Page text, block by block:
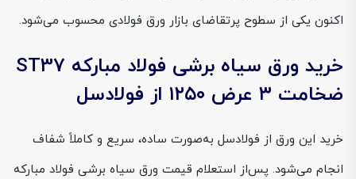
اکنون یکی از سطوح پرتقاضای بازار ورق فولادی محسوب می‌شود.
خرید ورق سیاه برشی فولاد مبارکه ST37
ضخامت ۳ عرض ۱۲۵۰ از فولادسل
خرید این ورق از فولادسل به‌صورت ساده، سریع و کاملاً شفاف
انجام می‌شود. پس‌از استعلام قیمت ورق سیاه برشی فولاد مبارکه